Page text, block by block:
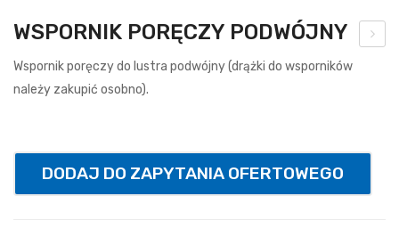
za
WSPORNIK PORĘCZY PODWÓJNY
Wspornik poręczy do lustra podwójny (drążki do wsporników
należy zakupić osobno).
DODAJ DO ZAPYTANIA OFERTOWEGO